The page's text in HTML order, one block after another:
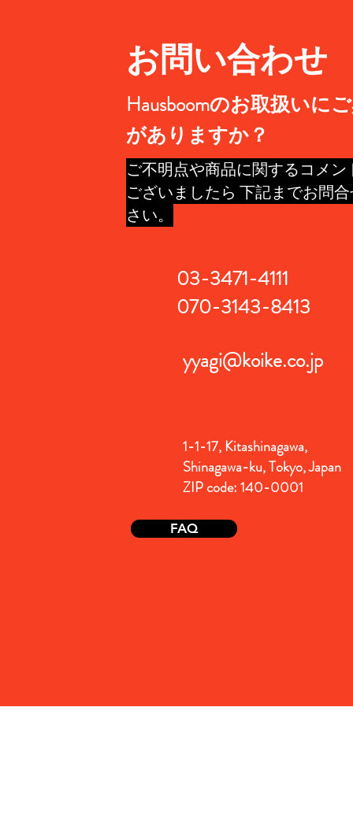
お問い合わせ
Hausboomのお取扱いに
がありますか？
ご不明点や商品に関するコメン
ございましたら 下記までお問
さい。
1-1-17, Kitashinagawa,
Shinagawa-ku, Tokyo, Japan
ZIP code: 140-0001
yyagi@koike.co.jp
03-3471-4111
070-3143-8413
FAQ